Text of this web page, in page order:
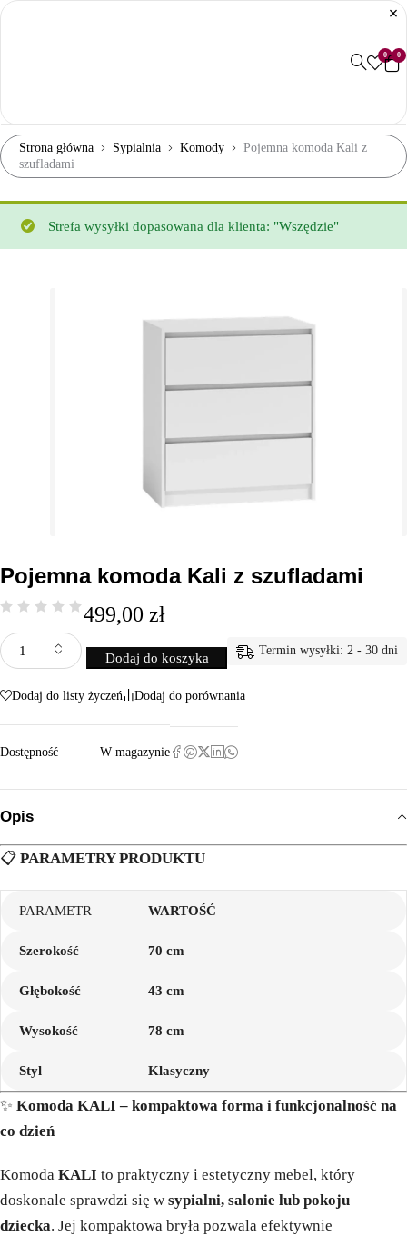
0 0
Strona główna Sypialnia Komody
Pojemna komoda Kali z
szufladami
Strefa wysyłki dopasowana dla klienta: "Wszędzie"
Pojemna komoda Kali z szufladami
499,00 zł
Dodaj do koszyka
Termin wysyłki: 2 - 30 dni
Dodaj do listy życzeń Dodaj do porównania
Dostępność W magazynie
Opis
📋 PARAMETRY PRODUKTU
PARAMETR WARTOŚĆ
Szerokość 70 cm
Głębokość 43 cm
Wysokość 78 cm
Styl Klasyczny
✨ Komoda KALI – kompaktowa forma i funkcjonalność na
co dzień
Komoda KALI to praktyczny i estetyczny mebel, który
doskonale sprawdzi się w sypialni, salonie lub pokoju
dziecka. Jej kompaktowa bryła pozwala efektywnie